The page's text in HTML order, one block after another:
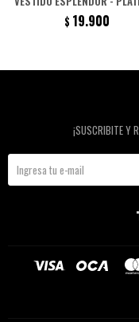
$ 19.900
¡SUSCRIBITE Y